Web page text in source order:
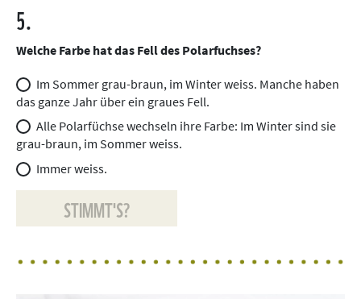
5.
Welche Farbe hat das Fell des Polarfuchses?
Im Sommer grau-braun, im Winter weiss. Manche haben
das ganze Jahr über ein graues Fell.
Alle Polarfüchse wechseln ihre Farbe: Im Winter sind sie
grau-braun, im Sommer weiss.
Immer weiss.
STIMMT'S?